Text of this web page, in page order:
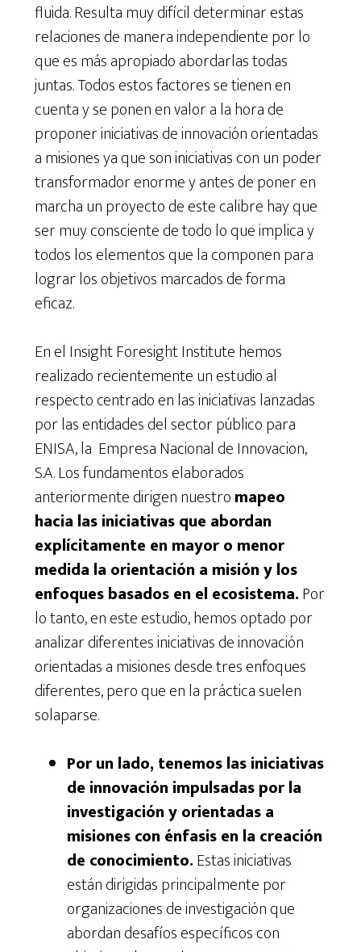
fluida. Resulta muy difícil determinar estas
relaciones de manera independiente por lo
que es más apropiado abordarlas todas
juntas. Todos estos factores se tienen en
cuenta y se ponen en valor a la hora de
proponer iniciativas de innovación orientadas
a misiones ya que son iniciativas con un poder
transformador enorme y antes de poner en
marcha un proyecto de este calibre hay que
ser muy consciente de todo lo que implica y
todos los elementos que la componen para
lograr los objetivos marcados de forma
eficaz.
En el Insight Foresight Institute hemos
realizado recientemente un estudio al
respecto centrado en las iniciativas lanzadas
por las entidades del sector público para
ENISA, la Empresa Nacional de Innovacion,
S.A. Los fundamentos elaborados
anteriormente dirigen nuestromapeo
hacia las iniciativas que abordan
explícitamente en mayor o menor
medida la orientación a misión y los
enfoques basados ​​en el ecosistema.Por
lo tanto, en este estudio, hemos optado por
analizar diferentes iniciativas de innovación
orientadas a misiones desde tres enfoques
diferentes, pero que en la práctica suelen
solaparse.
Por un lado, tenemos las iniciativas
de innovación impulsadas por la
investigación y orientadas a
misiones con énfasis en la creación
de conocimiento.Estas iniciativas
están dirigidas principalmente por
organizaciones de investigación que
abordan desafíos específicos con